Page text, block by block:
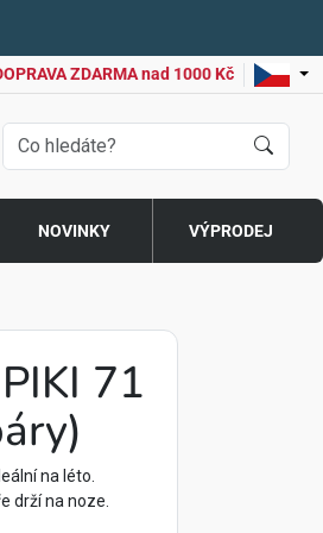
ZDARMA nad 1000 Kč
NOVINKY VÝPRODEJ
71
na léto.
drží na noze.